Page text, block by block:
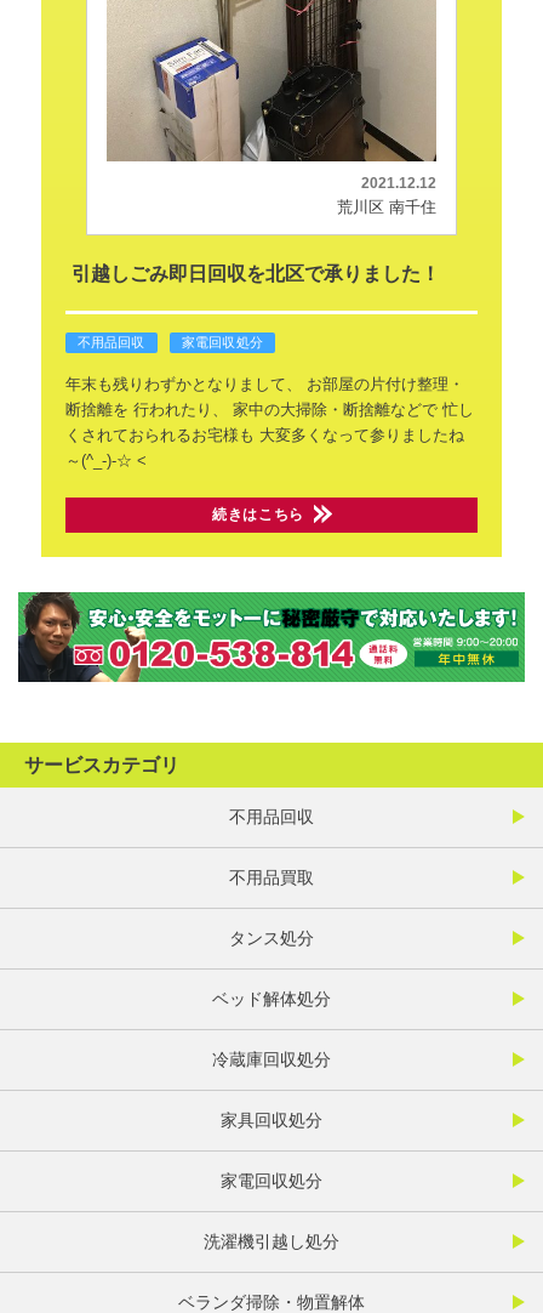
2021.12.12
荒川区 南千住
引越しごみ即日回収を北区で承りました！
不用品回収 家電回収処分
年末も残りわずかとなりまして、
お部屋の片付け整理・
断捨離を 行われたり、 家中の大掃除・断捨離などで忙し
くされておられるお宅様も 大変多くなって参りましたね
～(^_-)-☆ <
続きはこちら
サービスカテゴリ
不用品回収
不用品買取
タンス処分
ベッド解体処分
冷蔵庫回収処分
家具回収処分
家電回収処分
洗濯機引越し処分
ベランダ掃除・物置解体